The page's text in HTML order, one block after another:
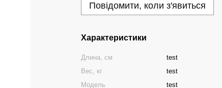
Повідомити, коли з'явиться
Характеристики
Длина, см
test
Вес, кг
test
Модель
test